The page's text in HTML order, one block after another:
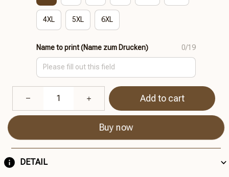
4XL 5XL 6XL
Name to print (Name zum Drucken) 0/19
Add to cart
Buy now
DETAIL